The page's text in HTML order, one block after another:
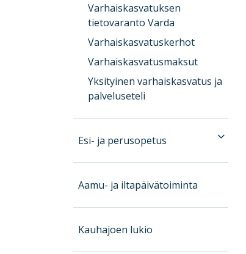
Varhaiskasvatuksen
tietovaranto Varda
Varhaiskasvatuskerhot
Varhaiskasvatusmaksut
Yksityinen varhaiskasvatus ja
palveluseteli
Esi- ja perusopetus
Aamu- ja iltapäivätoiminta
Kauhajoen lukio